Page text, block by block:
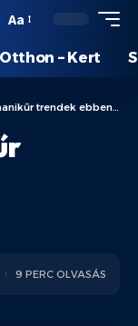
Aa
Otthon – Kert
trendek ebben a szezonban
9 PERC OLVASÁS